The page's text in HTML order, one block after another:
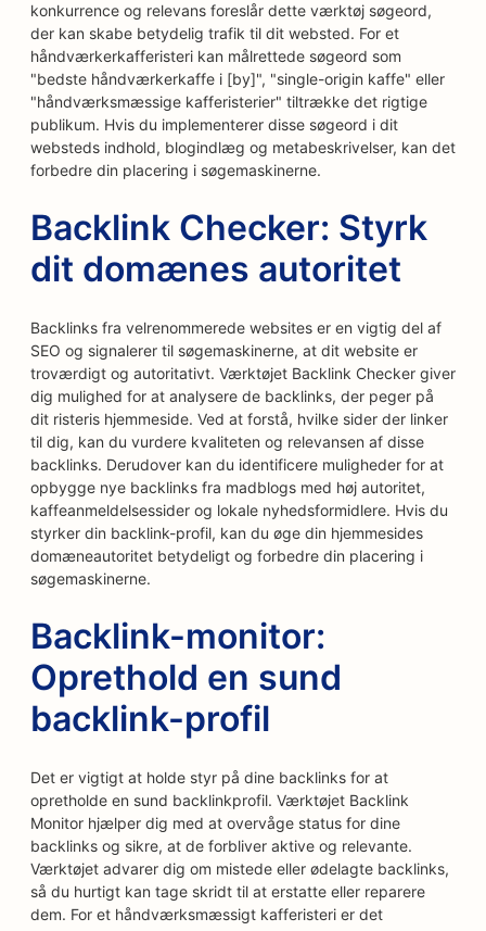
konkurrence og relevans foreslår dette værktøj søgeord,
der kan skabe betydelig trafik til dit websted. For et
håndværkerkafferisteri kan målrettede søgeord som
"bedste håndværkerkaffe i [by]", "single-origin kaffe" eller
"håndværksmæssige kafferisterier" tiltrække det rigtige
publikum. Hvis du implementerer disse søgeord i dit
websteds indhold, blogindlæg og metabeskrivelser, kan det
forbedre din placering i søgemaskinerne.
Backlink Checker: Styrk
dit domænes autoritet
Backlinks fra velrenommerede websites er en vigtig del af
SEO og signalerer til søgemaskinerne, at dit website er
troværdigt og autoritativt. Værktøjet Backlink Checker giver
dig mulighed for at analysere de backlinks, der peger på
dit risteris hjemmeside. Ved at forstå, hvilke sider der linker
til dig, kan du vurdere kvaliteten og relevansen af disse
backlinks. Derudover kan du identificere muligheder for at
opbygge nye backlinks fra madblogs med høj autoritet,
kaffeanmeldelsessider og lokale nyhedsformidlere. Hvis du
styrker din backlink-profil, kan du øge din hjemmesides
domæneautoritet betydeligt og forbedre din placering i
søgemaskinerne.
Backlink-monitor:
Oprethold en sund
backlink-profil
Det er vigtigt at holde styr på dine backlinks for at
opretholde en sund backlinkprofil. Værktøjet Backlink
Monitor hjælper dig med at overvåge status for dine
backlinks og sikre, at de forbliver aktive og relevante.
Værktøjet advarer dig om mistede eller ødelagte backlinks,
så du hurtigt kan tage skridt til at erstatte eller reparere
dem. For et håndværksmæssigt kafferisteri er det